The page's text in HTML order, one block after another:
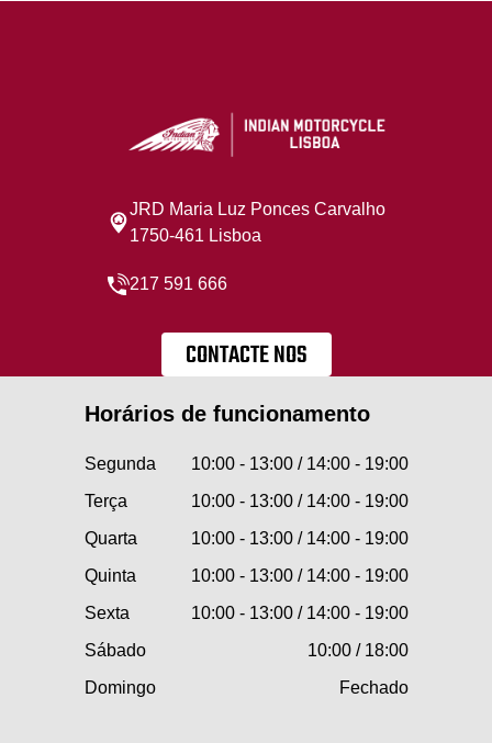
JRD Maria Luz Ponces Carvalho
1750-461 Lisboa
217 591 666
CONTACTE NOS
Horários de funcionamento
Segunda
10:00 - 13:00 / 14:00 - 19:00
Terça
10:00 - 13:00 / 14:00 - 19:00
Quarta
10:00 - 13:00 / 14:00 - 19:00
Quinta
10:00 - 13:00 / 14:00 - 19:00
Sexta
10:00 - 13:00 / 14:00 - 19:00
Sábado
10:00 / 18:00
Domingo
Fechado